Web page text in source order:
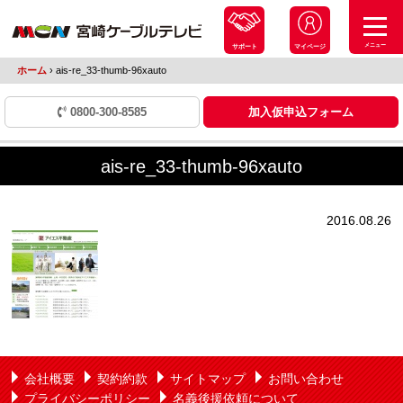
サポート マイページ メニュー
ホーム ›ais-re_33-thumb-96xauto
0800-300-8585 加入仮申込フォーム
ais-re_33-thumb-96xauto
2016.08.26
会社概要 契約約款 サイトマップ
お問い合わせ
プライバシーポリシー
名義後援依頼について